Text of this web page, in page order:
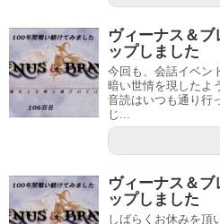
ヴィーナス＆
ップしました
今回も、会話イベン
暗い世情を現したよ
音読はいつも通り行
じ...
ヴィーナス＆
ップしました
しばらくお休みを頂